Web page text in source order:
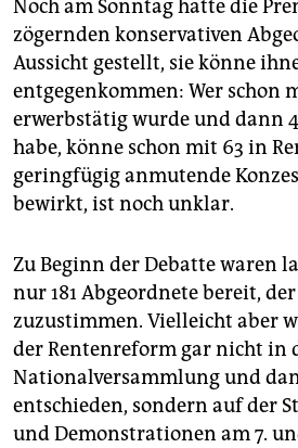
Noch am Sonntag hatte die
zögernden konservativen
Aussicht gestellt, sie könne
entgegenkommen: Wer schon
erwerbstätig wurde und dann
habe, könne schon mit 63 in
geringfügig anmutende
bewirkt, ist noch unklar.
Zu Beginn der Debatte waren
nur 181 Abgeordnete bereit,
zuzustimmen. Vielleicht aber
der Rentenreform gar nicht in
Nationalversammlung und
entschieden, sondern auf der
und Demonstrationen am 7.